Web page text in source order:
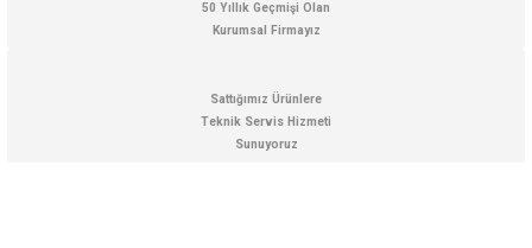
50 Yıllık Geçmişi Olan
Kurumsal Firmayız
Sattığımız Ürünlere
Teknik Servis Hizmeti
Sunuyoruz